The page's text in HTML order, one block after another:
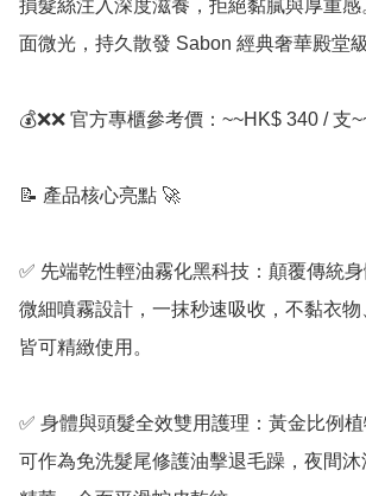
損髮絲注入深度滋養，拒絕黏膩與厚重
面微光，持久散發 Sabon 經典奢華殿堂
💰❌❌ 官方專櫃參考價：~~HK$ 340 / 支
📝 產品核心亮點 🚀
✅ 先端乾性輕油霧化黑科技：顛覆傳統身
微細噴霧設計，一抹秒速吸收，不黏衣
皆可精緻使用。
✅ 身體與頭髮全效雙用護理：黃金比例
可作為免洗髮尾修護油擊退毛躁，夜間